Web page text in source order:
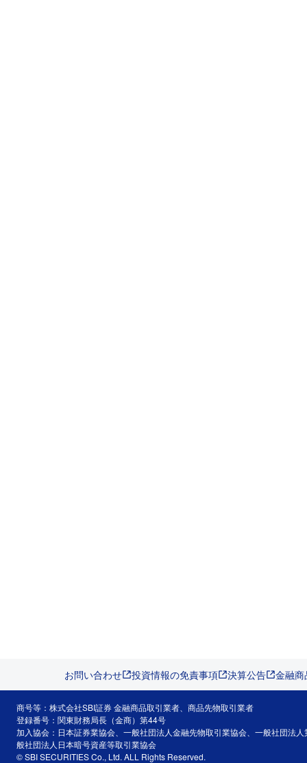
お問い合わせ 投資情報の免責事項 決算公告 金融
商号等：株式会社SBI証券 金融商品取引業者、商品先物取引業者
登録番号：関東財務局長（金商）第44号
加入協会：日本証券業協会、一般社団法人金融先物取引業協会、一般社団法
般社団法人日本暗号資産等取引業協会
© SBI SECURITIES Co., Ltd. ALL Rights Reserved.